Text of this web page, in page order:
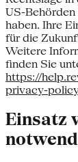
US-
haben. Ihre
für die
Weitere
finden Sie
https://
privacy-
Einsatz